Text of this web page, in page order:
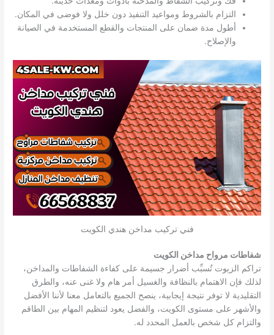
التزام بالشروط ومواعيد التنفيذ دون خلل ولا فوضى في المكان.
أطول مدة ضمان على المنتجات والقطع المستخدمة في الصيانة
والإصلاح.
فني تركيب مداخن هندي الكويت
شفاطات مرواح مداخن الكويت
تراكم الزيوت تُسبِّب أضرار جسيمة على كفاءة الشفاطات والمداخن،
لذلك فإن الاهتمام بالنظافة والغسيل أمر هام ولا غنى عنه، والطرق
التقليدية لا توفر نتيجة إيجابية، ينصح الجميع بالتعامل معنا لأننا الأفضل
والأشهر على مستوى الكويت، والفضل يعود لتنظيم المهام بين الطاقم
والتزام كل شخص بالعمل المحدد له.